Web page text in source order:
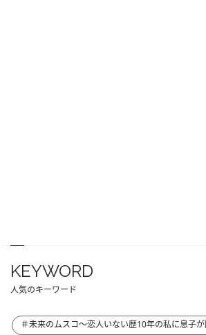
KEYWORD
人気のキーワード
＃未来のムスコ～恋人いない歴10年の私に息子が